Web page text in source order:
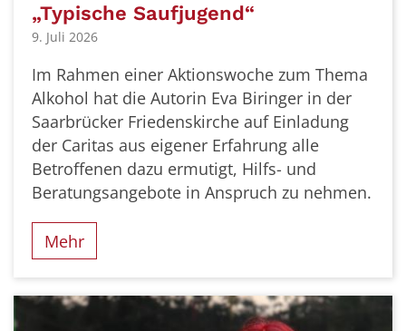
„Typische Saufjugend“
9. Juli 2026
Im Rahmen einer Aktionswoche zum Thema
Alkohol hat die Autorin Eva Biringer in der
Saarbrücker Friedenskirche auf Einladung
der Caritas aus eigener Erfahrung alle
Betroffenen dazu ermutigt, Hilfs- und
Beratungsangebote in Anspruch zu nehmen.
Mehr